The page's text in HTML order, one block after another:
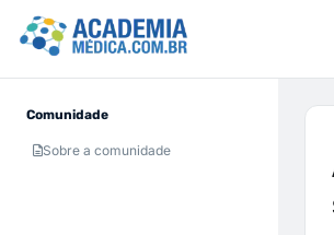
Comunidade
Sobre a comunidade